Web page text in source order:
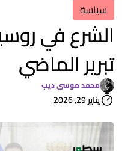
سياسة
الشرع في
تبرير الماضي
محمد موسى ديب
يناير 29, 2026